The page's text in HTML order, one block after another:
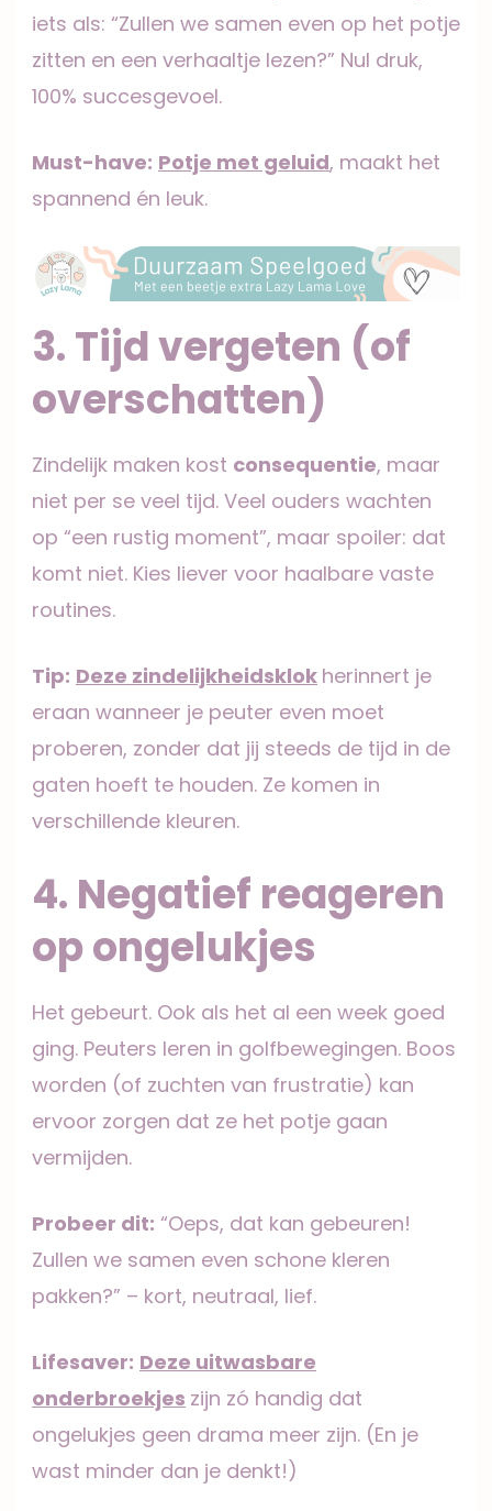
iets als: “Zullen we samen even op het potje
zitten en een verhaaltje lezen?” Nul druk,
100% succesgevoel.
Must-have: Potje met geluid, maakt het
spannend én leuk.
3. Tijd vergeten (of
overschatten)
Zindelijk maken kost consequentie, maar
niet per se veel tijd. Veel ouders wachten
op “een rustig moment”, maar spoiler: dat
komt niet. Kies liever voor haalbare vaste
routines.
Tip: Deze zindelijkheidsklok herinnert je
eraan wanneer je peuter even moet
proberen, zonder dat jij steeds de tijd in de
gaten hoeft te houden. Ze komen in
verschillende kleuren.
4. Negatief reageren
op ongelukjes
Het gebeurt. Ook als het al een week goed
ging. Peuters leren in golfbewegingen. Boos
worden (of zuchten van frustratie) kan
ervoor zorgen dat ze het potje gaan
vermijden.
Probeer dit: “Oeps, dat kan gebeuren!
Zullen we samen even schone kleren
pakken?” – kort, neutraal, lief.
Lifesaver: Deze uitwasbare
onderbroekjes zijn zó handig dat
ongelukjes geen drama meer zijn. (En je
wast minder dan je denkt!)